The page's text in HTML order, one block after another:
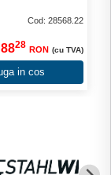
Cod: 28568.22
8828 RON (cu TVA)
in cos